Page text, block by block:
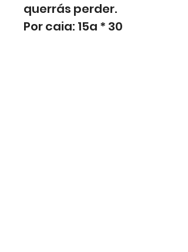
querrás perder.
Por caja: 15g * 30